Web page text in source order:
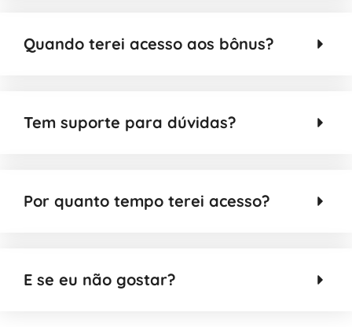
Quando terei acesso aos bônus?
Tem suporte para dúvidas?
Por quanto tempo terei acesso?
E se eu não gostar?